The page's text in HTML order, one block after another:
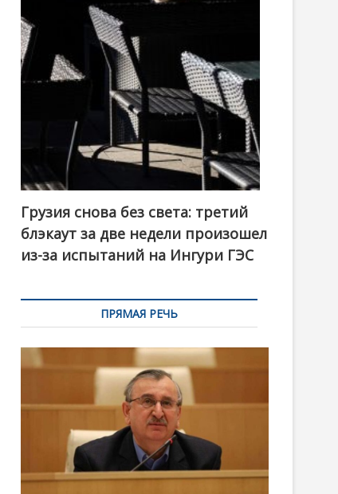
Грузия снова без света: третий
блэкаут за две недели произошел
из-за испытаний на Ингури ГЭС
ПРЯМАЯ РЕЧЬ